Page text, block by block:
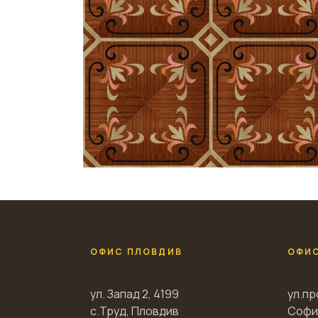
ОФИС ПЛОВДИВ
ул. Запад 2, 4199
с.Труд, Пловдив